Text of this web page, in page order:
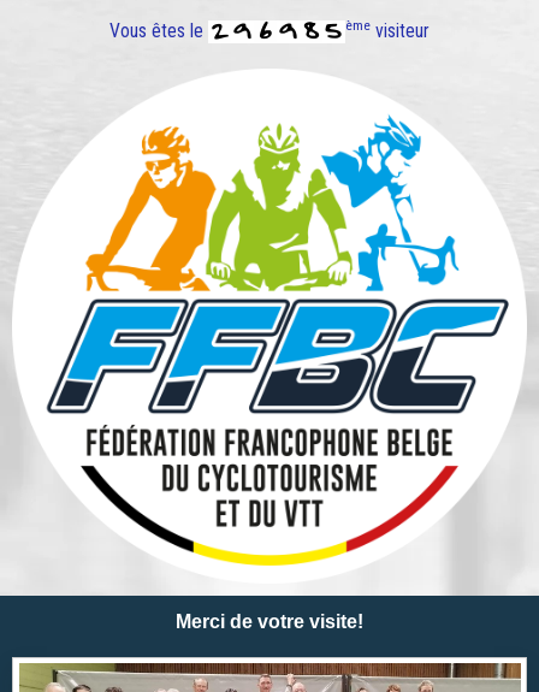
Vous êtes le ème visiteur
Merci de votre visite!